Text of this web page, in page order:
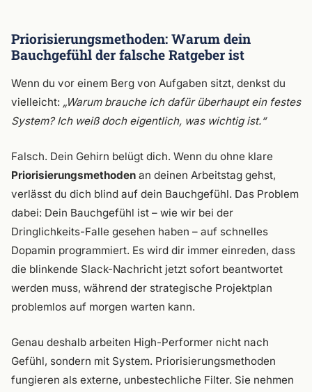
Priorisierungsmethoden: Warum dein
Bauchgefühl der falsche Ratgeber ist
Wenn du vor einem Berg von Aufgaben sitzt, denkst du
vielleicht: „Warum brauche ich dafür überhaupt ein festes
System? Ich weiß doch eigentlich, was wichtig ist.“
Falsch. Dein Gehirn belügt dich. Wenn du ohne klare
Priorisierungsmethoden an deinen Arbeitstag gehst,
verlässt du dich blind auf dein Bauchgefühl. Das Problem
dabei: Dein Bauchgefühl ist – wie wir bei der
Dringlichkeits-Falle gesehen haben – auf schnelles
Dopamin programmiert. Es wird dir immer einreden, dass
die blinkende Slack-Nachricht jetzt sofort beantwortet
werden muss, während der strategische Projektplan
problemlos auf morgen warten kann.
Genau deshalb arbeiten High-Performer nicht nach
Gefühl, sondern mit System. Priorisierungsmethoden
fungieren als externe, unbestechliche Filter. Sie nehmen